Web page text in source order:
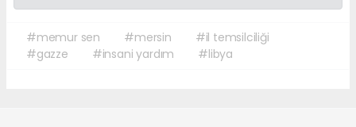
#memur sen #mersin
#il temsilciliği
#gazze
#insani yardım #libya